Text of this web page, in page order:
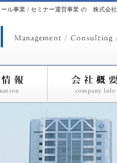
ル事業 / セミナー運営事業 の 株式会